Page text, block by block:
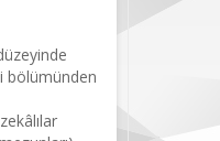
bölümünden